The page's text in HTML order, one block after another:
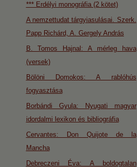
*** Erdélyi monográfia (2 kötet)
A nemzettudat tárgyiasulásai. Szerk.
Papp Richárd, A. Gergely András
B. Tomos Hajnal: A mérleg hava
(versek)
Bölöni Domokos: A rablóhús
fogyasztása
Borbándi Gyula: Nyugati magyar
idordalmi lexikon és bibliográfia
Cervantes: Don Quijote de la
Mancha
Debreczeni Éva: A boldogtalan